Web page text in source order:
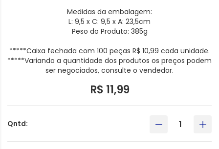
Medidas da embalagem:
L: 9,5 x C: 9,5 x A: 23,5cm
Peso do Produto: 385g
*****Caixa fechada com 100 peças R$ 10,99 cada unidade.
*****Variando a quantidade dos produtos os preços podem
ser negociados, consulte o vendedor.
R$ 11,99
Qntd: